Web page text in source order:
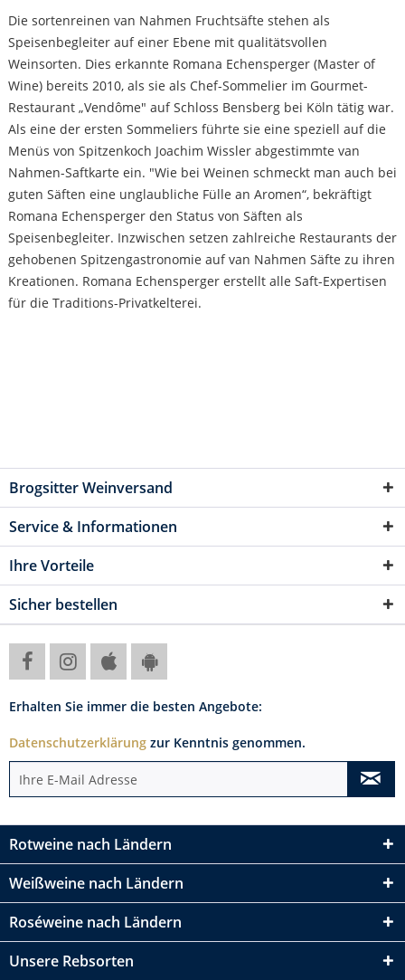
Die sortenreinen van Nahmen Fruchtsäfte stehen als
Speisenbegleiter auf einer Ebene mit qualitätsvollen
Weinsorten. Dies erkannte Romana Echensperger (Master of
Wine) bereits 2010, als sie als Chef-Sommelier im Gourmet-
Restaurant „Vendôme" auf Schloss Bensberg bei Köln tätig war.
Als eine der ersten Sommeliers führte sie eine speziell auf die
Menüs von Spitzenkoch Joachim Wissler abgestimmte van
Nahmen-Saftkarte ein. "Wie bei Weinen schmeckt man auch bei
guten Säften eine unglaubliche Fülle an Aromen“, bekräftigt
Romana Echensperger den Status von Säften als
Speisenbegleiter. Inzwischen setzen zahlreiche Restaurants der
gehobenen Spitzengastronomie auf van Nahmen Säfte zu ihren
Kreationen. Romana Echensperger erstellt alle Saft-Expertisen
für die Traditions-Privatkelterei.
Brogsitter Weinversand
Service & Informationen
Ihre Vorteile
Sicher bestellen
Erhalten Sie immer die besten Angebote:
Datenschutzerklärung zur Kenntnis genommen.
Rotweine nach Ländern
Weißweine nach Ländern
Roséweine nach Ländern
Unsere Rebsorten